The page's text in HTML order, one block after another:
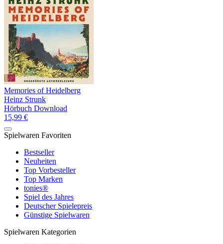
Memories of Heidelberg
Heinz Strunk
Hörbuch Download
15,99 €
Spielwaren Favoriten
Bestseller
Neuheiten
Top Vorbesteller
Top Marken
tonies®
Spiel des Jahres
Deutscher Spielepreis
Günstige Spielwaren
Spielwaren Kategorien